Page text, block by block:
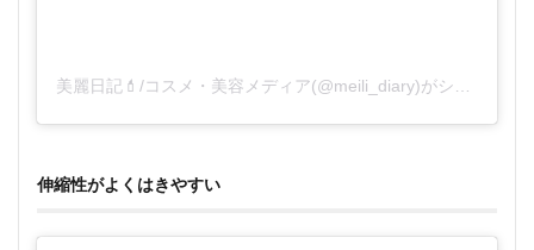
伸縮性がよくはきやすい